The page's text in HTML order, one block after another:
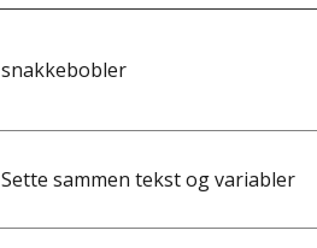
snakkebobler
Sette sammen tekst og variabler